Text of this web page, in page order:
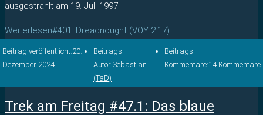
ausgestrahlt am 19. Juli 1997.
Weiterlesen#401: Dreadnought (VOY 2.17)
Beitrag veröffentlicht:20.
Dezember 2024
Beitrags-
Autor:Sebastian
(TaD)
Beitrags-
Kommentare:14 Kommentare
Trek am Freitag #47.1: Das blaue